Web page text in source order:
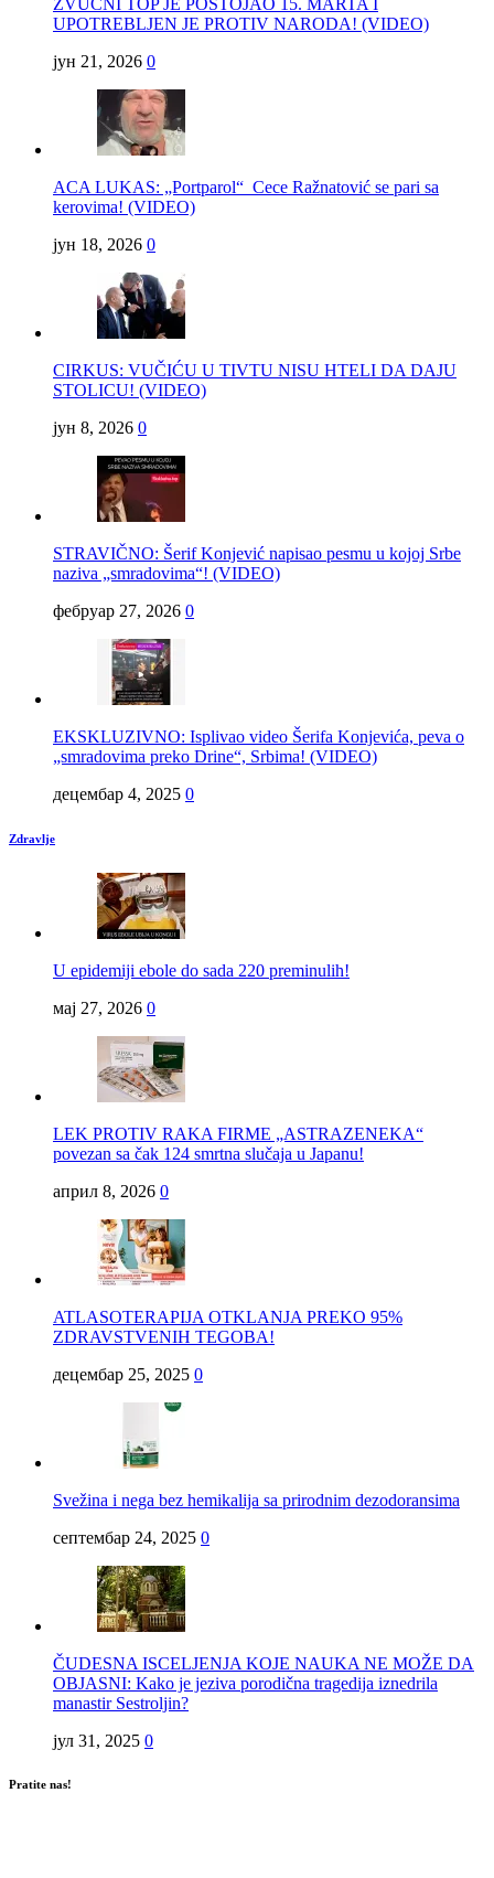
UPOTREBLJEN JE PROTIV NARODA! (VIDEO)
јун 21, 2026 0
ACA LUKAS: „Portparol“ Cece Ražnatović se pari sa
kerovima! (VIDEO)
јун 18, 2026 0
CIRKUS: VUČIĆU U TIVTU NISU HTELI DA DAJU
STOLICU! (VIDEO)
јун 8, 2026 0
STRAVIČNO: Šerif Konjević napisao pesmu u kojoj Srbe
naziva „smradovima“! (VIDEO)
фебруар 27, 2026 0
EKSKLUZIVNO: Isplivao video Šerifa Konjevića, peva o
„smradovima preko Drine“, Srbima! (VIDEO)
децембар 4, 2025 0
Zdravlje
U epidemiji ebole do sada 220 preminulih!
мај 27, 2026 0
LEK PROTIV RAKA FIRME „ASTRAZENEKA“
povezan sa čak 124 smrtna slučaja u Japanu!
април 8, 2026 0
ATLASOTERAPIJA OTKLANJA PREKO 95%
ZDRAVSTVENIH TEGOBA!
децембар 25, 2025 0
Svežina i nega bez hemikalija sa prirodnim dezodoransima
септембар 24, 2025 0
ČUDESNA ISCELJENJA KOJE NAUKA NE MOŽE DA
OBJASNI: Kako je jeziva porodična tragedija iznedrila
manastir Sestroljin?
јул 31, 2025 0
Pratite nas!